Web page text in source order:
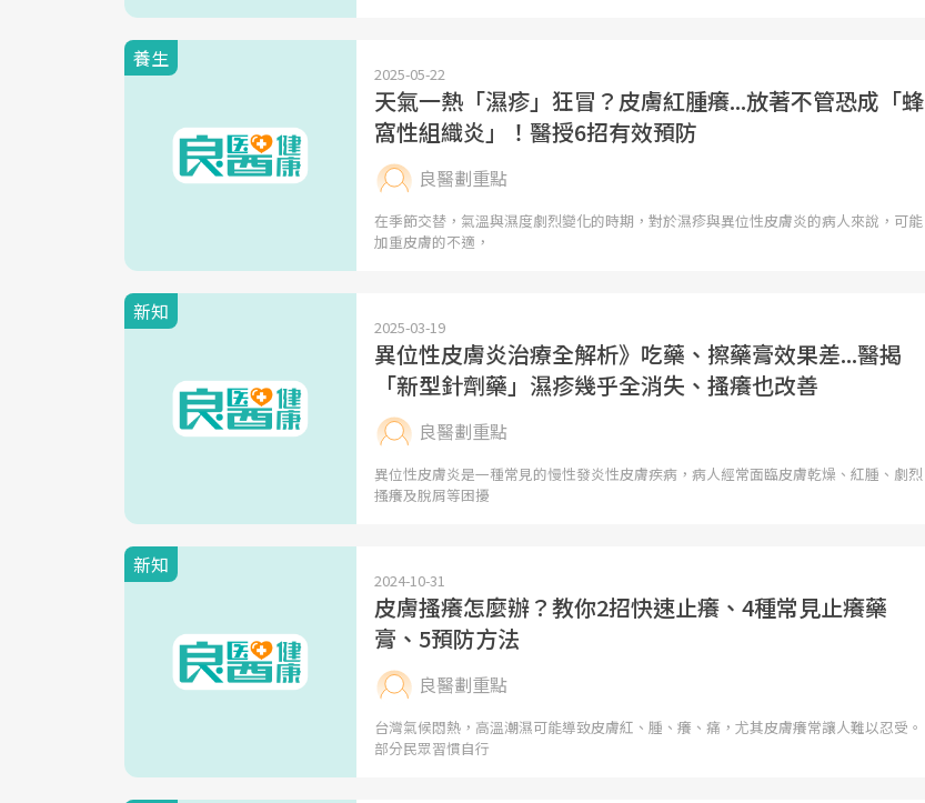
養生
2025-05-22
天氣一熱「濕疹」狂冒？皮膚紅腫癢...放著不管恐成「蜂
窩性組織炎」！醫授6招有效預防
良醫劃重點
在季節交替，氣溫與濕度劇烈變化的時期，對於濕疹與異位性皮膚炎的病人來說，可能
加重皮膚的不適，
新知
2025-03-19
異位性皮膚炎治療全解析》吃藥、擦藥膏效果差...醫揭
「新型針劑藥」濕疹幾乎全消失、搔癢也改善
良醫劃重點
異位性皮膚炎是一種常見的慢性發炎性皮膚疾病，病人經常面臨皮膚乾燥、紅腫、劇烈
搔癢及脫屑等困擾
新知
2024-10-31
皮膚搔癢怎麼辦？教你2招快速止癢、4種常見止癢藥
膏、5預防方法
良醫劃重點
台灣氣候悶熱，高溫潮濕可能導致皮膚紅、腫、癢、痛，尤其皮膚癢常讓人難以忍受。
部分民眾習慣自行
前往專題
前往專題